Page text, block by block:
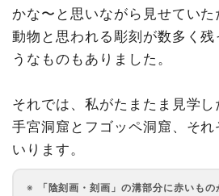
かな〜と思いながら見せてい
動物と思われる彫刻が数多く残
うなものもありました。
それでは、私がたまたま見学し
手宮洞窟とフゴッペ洞窟、それ
いります。
「陰刻画・刻画」の溝部分に赤いも